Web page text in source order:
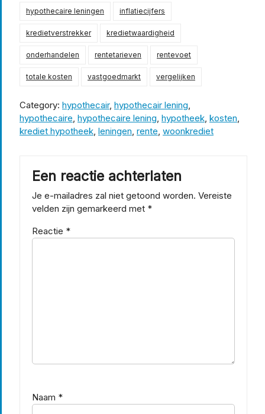
hypothecaire leningen inflatiecijfers
kredietverstrekker kredietwaardigheid
onderhandelen rentetarieven rentevoet
totale kosten vastgoedmarkt vergelijken
Category: hypothecair, hypothecair lening
hypothecaire hypothecaire lening hypotheek kosten
krediet hypotheek leningen rente woonkrediet
Een reactie achterlaten
Je e-mailadres zal niet getoond worden. Vereiste
velden zijn gemarkeerd met *
Reactie *
Naam *